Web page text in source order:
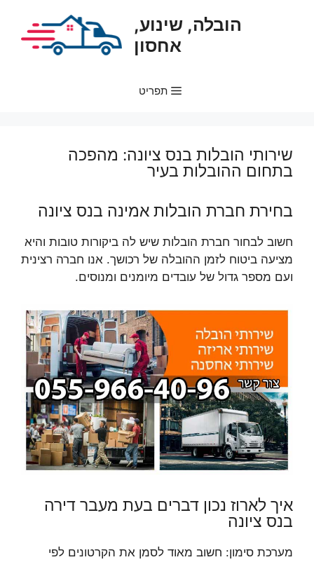
הובלה, שינוע,
אחסון
תפריט
שירותי הובלות בנס ציונה: מהפכה
בתחום ההובלות בעיר
בחירת חברת הובלות אמינה בנס ציונה
חשוב לבחור חברת הובלות שיש לה ביקורות טובות והיא
מציעה ביטוח לזמן ההובלה של רכושך. אנו חברה רצינית
ועם מספר גדול של עובדים מיומנים ומנוסים.
איך לארוז נכון דברים בעת מעבר דירה
בנס ציונה
מערכת סימון: חשוב מאוד לסמן את הקרטונים לפי